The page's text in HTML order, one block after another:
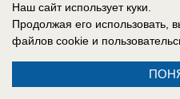
Наш сайт использует куки.
Продолжая его использовать,
файлов cookie и